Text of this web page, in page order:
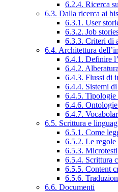
6.2.4. Ricerca
6.3. Dalla ricerca ai
6.3.1. User
6.3.2. Job
6.3.3. Criteri di
6.4. Architettura
6.4.1. Definire
6.4.2. Alberatura
6.4.3. Flussi di
6.4.4. Sistemi
6.4.5. Tipologie
6.4.6. Ontologie
6.4.7.
6.5. Scrittura e
6.5.1. Come
6.5.2. Le
6.5.3. Microtesti
6.5.4. Scrittura
6.5.5. Content
6.5.6.
6.6. Documenti